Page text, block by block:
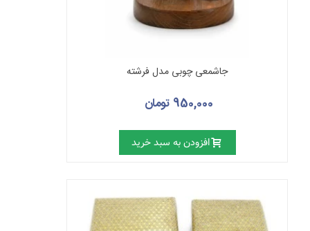
جاشمعی چوبی مدل فرشته
950,000 تومان
افزودن به سبد خرید